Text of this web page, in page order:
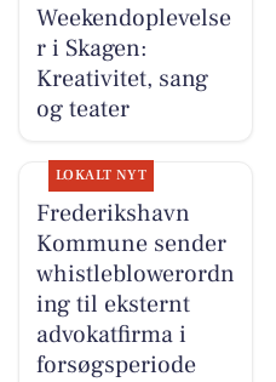
Weekendoplevelse
r i Skagen:
Kreativitet, sang
og teater
LOKALT NYT
Frederikshavn
Kommune sender
whistleblowerordn
ing til eksternt
advokatfirma i
forsøgsperiode